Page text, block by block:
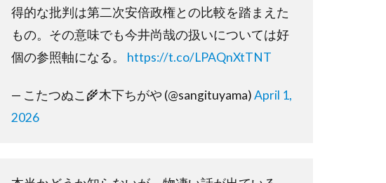
得的な批判は第二次安倍政権との比較を踏まえた
もの。その意味でも今井尚哉の扱いについては好
個の参照軸になる。 https://t.co/LPAQnXtTNT
— こたつぬこ🌾木下ちがや (@sangituyama)April 1,
2026